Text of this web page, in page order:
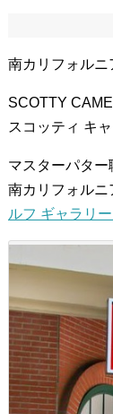
南カリフォルニ
SCOTTY
スコッティ キ
マスターパター
南カリフォルニ
ルフ ギャラリ